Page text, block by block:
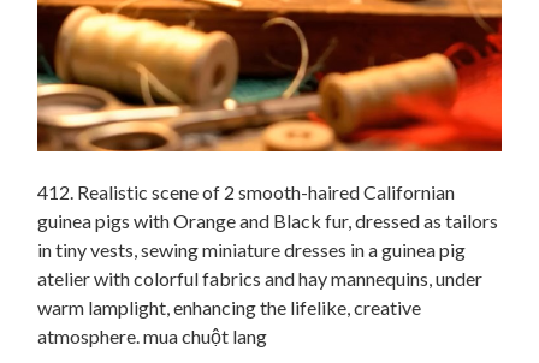
412. Realistic scene of 2 smooth-haired Californian
guinea pigs with Orange and Black fur, dressed as tailors
in tiny vests, sewing miniature dresses in a guinea pig
atelier with colorful fabrics and hay mannequins, under
warm lamplight, enhancing the lifelike, creative
atmosphere. mua chuột lang